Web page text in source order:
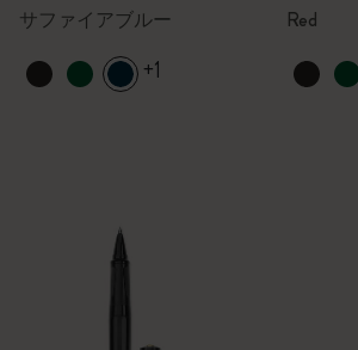
サファイアブルー
+1
Red